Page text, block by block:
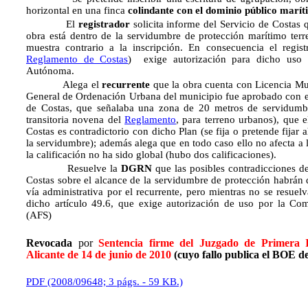
horizontal en una finca colindante con el dominio público
El registradorsolicita informe del Servicio de Costas
obra está dentro de la servidumbre de protección marítimo
muestra contrario a la inscripción. En consecuencia el
Reglamento de Costas) exige autorización para dicho uso
Autónoma.
Alega el recurrente que la obra cuenta con Licencia
General de Ordenación Urbana del municipio fue aprobado con
de Costas, que señalaba una zona de 20 metros de
transitoria novena delReglamento, para terreno urbanos), que
Costas es contradictorio con dicho Plan (se fija o pretende fijar
la servidumbre); además alega que en todo caso ello no afecta
la calificación no ha sido global (hubo dos calificaciones).
Resuelve la DGRN que las posibles contradicciones
Costas sobre el alcance de la servidumbre de protección habrán
vía administrativa por el recurrente, pero mientras no se
dicho artículo 49.6, que exige autorización de uso por la
(AFS)
Revocada porSentencia firme del Juzgado de Primera
Alicante de 14 de junio de 2010 (cuyo fallo publica el BOE
PDF (2008/09648; 3 págs. - 59 KB.)